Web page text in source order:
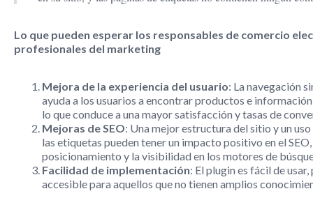
Lo que pueden esperar los responsables de comercio
profesionales del marketing
Mejora de la experiencia del usuario: La navegación
ayuda a los usuarios a encontrar productos e
lo que conduce a una mayor satisfacción y tasas de
Mejoras de SEO: Una mejor estructura del sitio y un
las etiquetas pueden tener un impacto positivo en el
posicionamiento y la visibilidad en los motores de
Facilidad de implementación: El plugin es fácil de usar,
accesible para aquellos que no tienen amplios